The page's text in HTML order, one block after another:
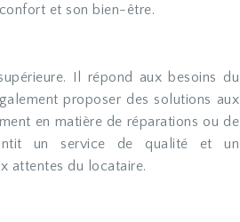
et son bien-être.
Il répond aux besoins du
proposer des solutions aux
en matière de réparations ou de
un service de qualité et un
attentes du locataire.